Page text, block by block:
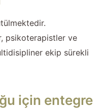
psikoterapistler ve
ekip sürekli
için entegre